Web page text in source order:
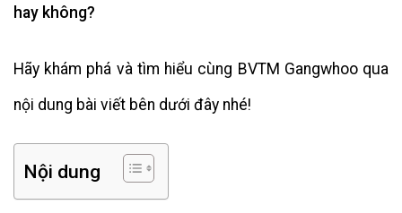
hay không?
Hãy khám phá và tìm hiểu cùng BVTM Gangwhoo qua
nội dung bài viết bên dưới đây nhé!
Nội dung